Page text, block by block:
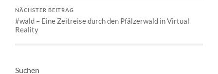
NÄCHSTER BEITRAG
#wald – Eine Zeitreise durch den Pfälzerwald in Virtual
Reality
Suchen